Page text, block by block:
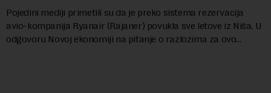
Pojedini mediji primetili su da je preko sistema rezervacija
avio-kompanija Ryanair (Rajaner) povukla sve letove iz Niša. U
odgovoru Novoj ekonomiji na pitanje o razlozima za ovo